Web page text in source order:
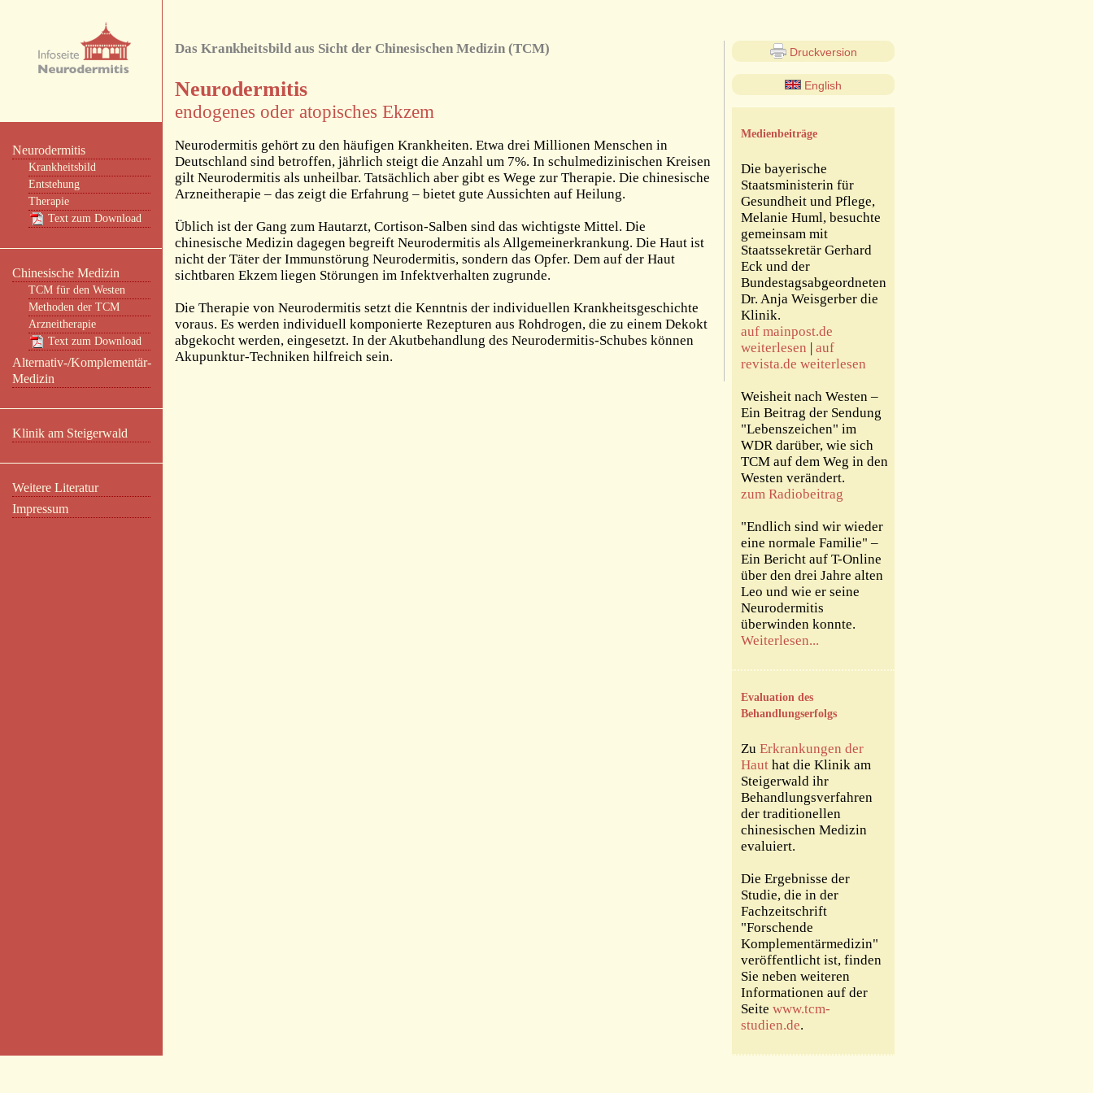
Neurodermitis
Krankheitsbild
Entstehung
Therapie
Text zum Download
Chinesische Medizin
TCM für den Westen
Methoden der TCM
Arzneitherapie
Text zum Download
Alternativ-/Komplementär-
Medizin
Klinik am Steigerwald
Weitere Literatur
Impressum
Das Krankheitsbild aus Sicht der Chinesischen Medizin (TCM)
Neurodermitis
endogenes oder atopisches Ekzem
Neurodermitis gehört zu den häufigen Krankheiten. Etwa drei Millionen Menschen in
Deutschland sind betroffen, jährlich steigt die Anzahl um 7%. In schulmedizinischen Kreisen
gilt Neurodermitis als unheilbar. Tatsächlich aber gibt es Wege zur Therapie. Die chinesische
Arzneitherapie – das zeigt die Erfahrung – bietet gute Aussichten auf Heilung.
Üblich ist der Gang zum Hautarzt, Cortison-Salben sind das wichtigste Mittel. Die
chinesische Medizin dagegen begreift Neurodermitis als Allgemeinerkrankung. Die Haut ist
nicht der Täter der Immunstörung Neurodermitis, sondern das Opfer. Dem auf der Haut
sichtbaren Ekzem liegen Störungen im Infektverhalten zugrunde.
Die Therapie von Neurodermitis setzt die Kenntnis der individuellen Krankheitsgeschichte
voraus. Es werden individuell komponierte Rezepturen aus Rohdrogen, die zu einem Dekokt
abgekocht werden, eingesetzt. In der Akutbehandlung des Neurodermitis-Schubes können
Akupunktur-Techniken hilfreich sein.
Druckversion
English
Medienbeiträge
Die bayerische
Staatsministerin für
Gesundheit und Pflege,
Melanie Huml, besuchte
gemeinsam mit
Staatssekretär Gerhard
Eck und der
Bundestagsabgeordneten
Dr. Anja Weisgerber die
Klinik.
auf mainpost.de
weiterlesen | auf
revista.de weiterlesen
Weisheit nach Westen –
Ein Beitrag der Sendung
"Lebenszeichen" im
WDR darüber, wie sich
TCM auf dem Weg in den
Westen verändert.
zum Radiobeitrag
"Endlich sind wir wieder
eine normale Familie" –
Ein Bericht auf T-Online
über den drei Jahre alten
Leo und wie er seine
Neurodermitis
überwinden konnte.
Weiterlesen...
Evaluation des
Behandlungserfolgs
Zu Erkrankungen der
Haut hat die Klinik am
Steigerwald ihr
Behandlungsverfahren
der traditionellen
chinesischen Medizin
evaluiert.
Die Ergebnisse der
Studie, die in der
Fachzeitschrift
"Forschende
Komplementärmedizin"
veröffentlicht ist, finden
Sie neben weiteren
Informationen auf der
Seite www.tcm-
studien.de.